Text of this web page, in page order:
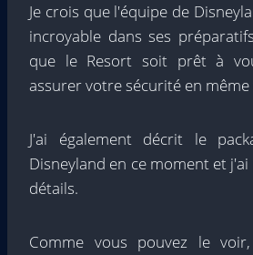
Je crois que l'équipe de
incroyable dans ses
que le Resort soit prêt à
assurer votre sécurité en même
J'ai également décrit le
Disneyland en ce moment et
détails.
Comme vous pouvez le